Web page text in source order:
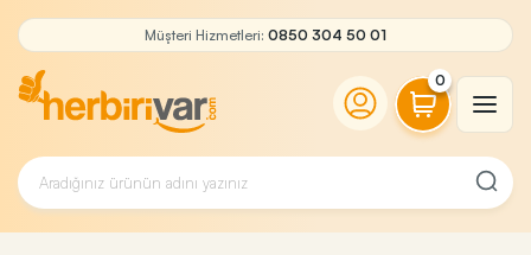
Müşteri Hizmetleri: 0850 304 50 01
0